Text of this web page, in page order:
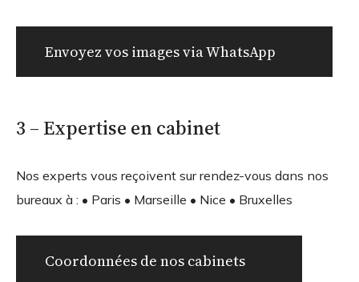
Envoyez vos images via WhatsApp
3 – Expertise en cabinet
Nos experts vous reçoivent sur rendez-vous dans nos
bureaux à : • Paris • Marseille • Nice • Bruxelles
Coordonnées de nos cabinets